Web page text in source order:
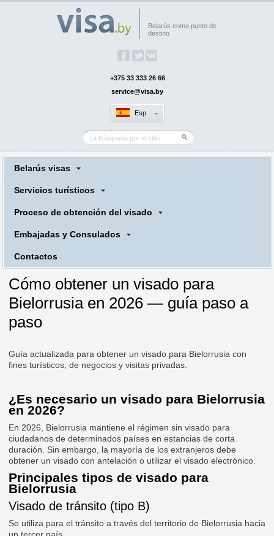
Belarús como punto de
destino
+375 33 333 26 66
service@visa.by
Esp
Belarús visas
Servicios turísticos
Proceso de obtención del visado
Embajadas y Consulados
Contactos
Cómo obtener un visado para
Bielorrusia en 2026 — guía paso a
paso
Guía actualizada para obtener un visado para Bielorrusia con
fines turísticos, de negocios y visitas privadas.
¿Es necesario un visado para Bielorrusia
en 2026?
En 2026, Bielorrusia mantiene el régimen sin visado para
ciudadanos de determinados países en estancias de corta
duración. Sin embargo, la mayoría de los extranjeros debe
obtener un visado con antelación o utilizar el visado electrónico.
Principales tipos de visado para
Bielorrusia
Visado de tránsito (tipo B)
Se utiliza para el tránsito a través del territorio de Bielorrusia hacia